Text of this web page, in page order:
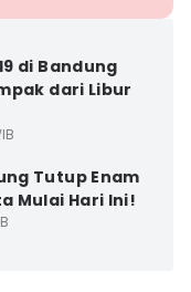
di Bandung
dari Libur
Tutup Enam
Mulai Hari Ini!